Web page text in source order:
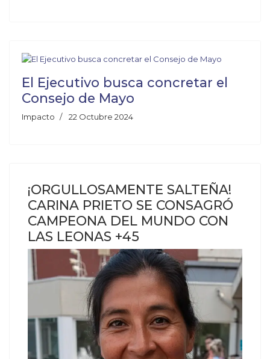
El Ejecutivo busca concretar el
Consejo de Mayo
Impacto 22 Octubre 2024
¡ORGULLOSAMENTE SALTEÑA!
CARINA PRIETO SE CONSAGRÓ
CAMPEONA DEL MUNDO CON
LAS LEONAS +45